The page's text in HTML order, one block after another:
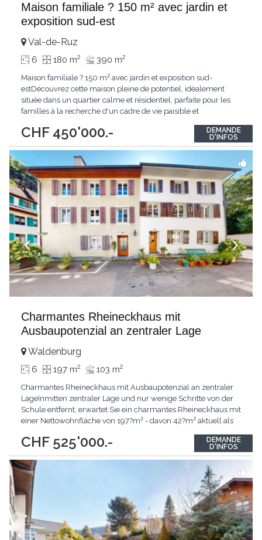
Maison familiale ? 150 m² avec jardin et
exposition sud-est
CHF 450'000.-
Val-de-Ruz
6 180 m2 390 m2
Maison familiale ? 150 m² avec jardin et exposition sud-
estDécouvrez cette maison pleine de potentiel, idéalement
située dans un quartier calme et résidentiel, parfaite pour les
familles à la recherche d'un cadre de vie paisible et
exposition sud-est, garantissant une luminosité naturelle
optimale tout au long de la journée.Développant...
DEMANDE
D'INFOS
Charmantes Rheineckhaus mit
Ausbaupotenzial an zentraler Lage
CHF 525'000.-
Waldenburg
6 197 m2 103 m2
Charmantes Rheineckhaus mit Ausbaupotenzial an zentraler
LageInmitten zentraler Lage und nur wenige Schritte von der
Schule entfernt, erwartet Sie ein charmantes Rheineckhaus mit
einer Nettowohnfläche von 197?m² - davon 42?m² aktuell als
und individuelle Gestaltung. Sechs Zimmer verteilen sich
geschickt über die Stockwerke und schaffen...
DEMANDE
D'INFOS